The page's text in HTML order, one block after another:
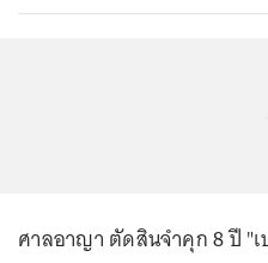
ศาลอาญา ตัดสินจำคุก 8 ปี "เ